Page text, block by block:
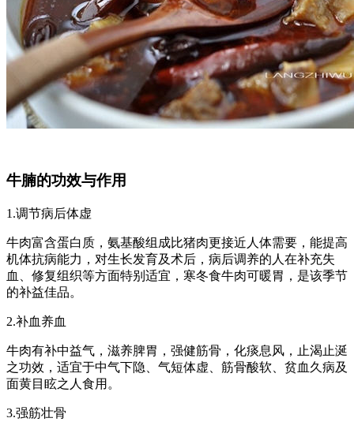
牛腩的功效与作用
1.调节病后体虚
牛肉富含蛋白质，氨基酸组成比猪肉更接近人体需要，能提高
机体抗病能力，对生长发育及术后，病后调养的人在补充失
血、修复组织等方面特别适宜，寒冬食牛肉可暖胃，是该季节
的补益佳品。
2.补血养血
牛肉有补中益气，滋养脾胃，强健筋骨，化痰息风，止渴止涎
之功效，适宜于中气下隐、气短体虚、筋骨酸软、贫血久病及
面黄目眩之人食用。
3.强筋壮骨